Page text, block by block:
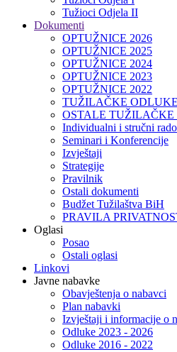
Tužioci Odjela II
Dokumenti
OPTUŽNICE 2026
OPTUŽNICE 2025
OPTUŽNICE 2024
OPTUŽNICE 2023
OPTUŽNICE 2022
TUŽILAČKE
OSTALE TUŽILAČKE
Individualni i stručni
Seminari i Konferencije
Izvještaji
Strategije
Pravilnik
Ostali dokumenti
Budžet Tužilaštva BiH
PRAVILA
Oglasi
Posao
Ostali oglasi
Linkovi
Javne nabavke
Obavještenja o nabavci
Plan nabavki
Izvještaji i informacije o
Odluke 2023 - 2026
Odluke 2016 - 2022